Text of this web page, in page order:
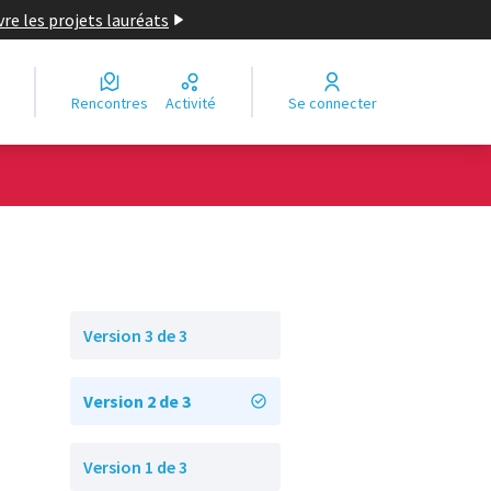
les projets lauréats
Rencontres Activité Se connecter
Version 3 de 3
Version 2 de 3
Version 1 de 3